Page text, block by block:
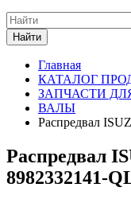
Найти
Главная
КАТАЛОГ
ЗАПЧАСТИ
ВАЛЫ
Распредвал
Распредвал
8982332141-